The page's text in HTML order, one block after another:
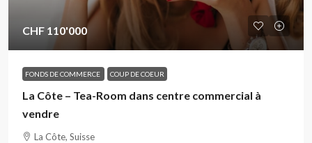
CHF 110'000
FONDS DE COMMERCE COUP DE COEUR
La Côte – Tea-Room dans centre commercial à
vendre
La Côte, Suisse